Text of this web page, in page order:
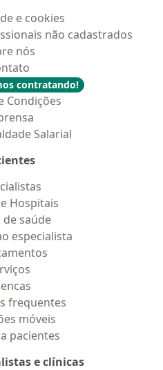
e cookies
não cadastrados
nós
contratando!
Condições
Salarial
Hospitais
de saúde
especialista
frequentes
móveis
pacientes
e clínicas